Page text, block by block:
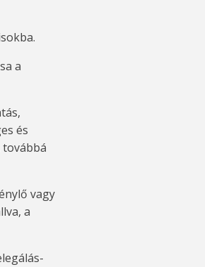
a
és
vagy
a